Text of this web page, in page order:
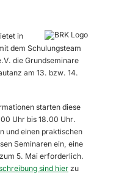
in
dem Schulungsteam
die Grundseminare
am 13. bzw. 14.
starten diese
Uhr bis 18.00 Uhr.
und einen praktischen
Seminaren ein, eine
5. Mai erforderlich.
sind hier zu